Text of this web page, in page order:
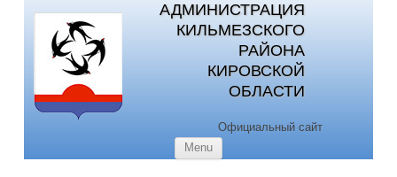
АДМИНИСТРАЦИЯ
КИЛЬМЕЗСКОГО
РАЙОНА
КИРОВСКОЙ
ОБЛАСТИ
Официальный сайт
Menu